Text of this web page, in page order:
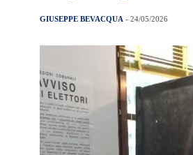
GIUSEPPE BEVACQUA - 24/05/2026